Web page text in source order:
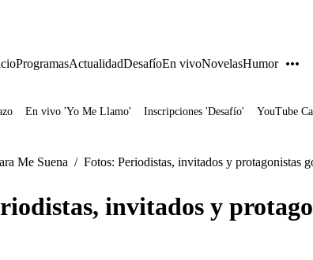
ProgramasActualidadDesafíoEn vivoNovelasHumor
En vivo 'Yo Me Llamo' Inscripciones 'Desafío' YouTube
Me Suena / Fotos: Periodistas, invitados y protagonistas
invitados y